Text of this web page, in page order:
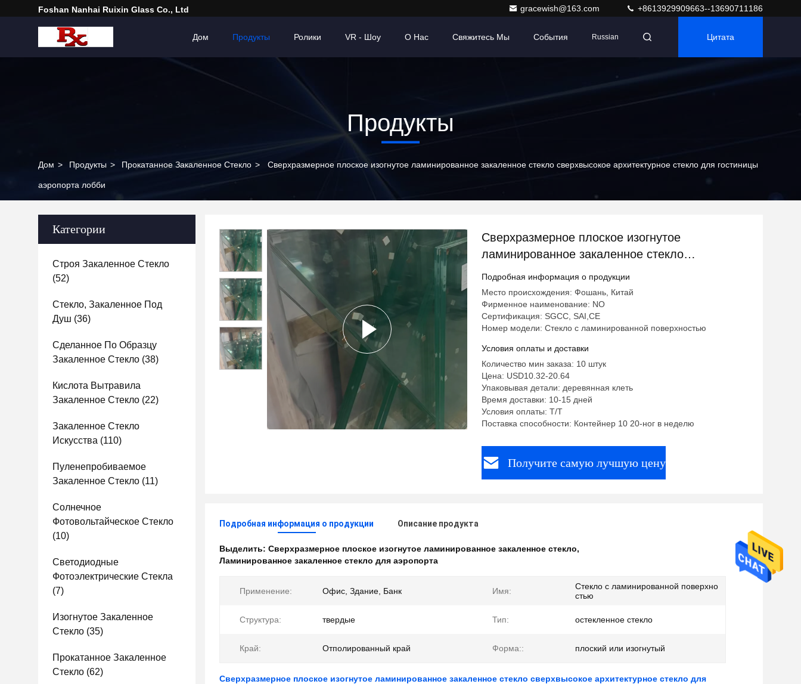
Foshan Nanhai Ruixin Glass Co., Ltd gracewish@163.com +8613929909663--13690711186
Дом Продукты Ролики VR - Шоу О Нас Свяжитесь Мы События Russian Цитата
Продукты
Дом > Продукты > Прокатанное Закаленное Стекло > Сверхразмерное плоское изогнутое ламинированное закаленное стекло сверхвысокое архитектурное стекло для гостиницы
аэропорта лобби
Категории
Строя Закаленное Стекло
(52)
Стекло, Закаленное Под
Душ (36)
Сделанное По Образцу
Закаленное Стекло (38)
Кислота Вытравила
Закаленное Стекло (22)
Закаленное Стекло
Искусства (110)
Пуленепробиваемое
Закаленное Стекло (11)
Солнечное
Фотовольтайческое Стекло
(10)
Светодиодные
Фотоэлектрические Стекла
(7)
Изогнутое Закаленное
Стекло (35)
Прокатанное Закаленное
Стекло (62)
Сверхразмерное плоское изогнутое
ламинированное закаленное стекло
сверхвысокое архитектурное стекло для
гостиницы аэропорта лобби
Подробная информация о продукции
Место происхождения: Фошань, Китай
Фирменное наименование: NO
Сертификация: SGCC, SAI,CE
Номер модели: Стекло с ламинированной поверхностью
Условия оплаты и доставки
Количество мин заказа: 10 штук
Цена: USD10.32-20.64
Упаковывая детали: деревянная клеть
Время доставки: 10-15 дней
Условия оплаты: T/T
Поставка способности: Контейнер 10 20-ног в неделю
Получите самую лучшую цену
Подробная информация о продукции Описание продукта
Выделить: Сверхразмерное плоское изогнутое ламинированное закаленное стекло,
Ламинированное закаленное стекло для аэропорта
Применение: Офис, Здание, Банк Имя:
Стекло с ламинированной поверхно
стью
Структура: твердые Тип: остекленное стекло
Край: Отполированный край Форма:: плоский или изогнутый
Сверхразмерное плоское изогнутое ламинированное закаленное стекло сверхвысокое архитектурное стекло для